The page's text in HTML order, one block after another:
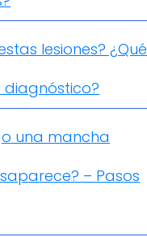
lesiones? ¿Qué
una mancha
– Pasos